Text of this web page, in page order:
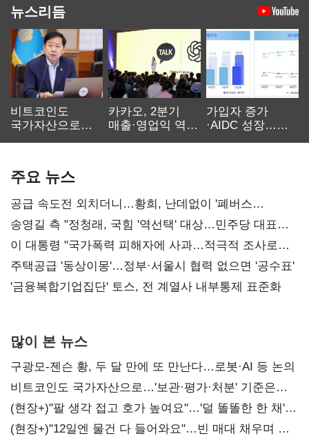
뉴스리듬
비트코인도
국가자산으로…'
카카오, 2분기
매출·영업익 역대
가입자 증가
·AIDC 성장…
주요 뉴스
공급 속도전 외치더니…황희, 난데없이 '폐버스
리모델링' 제안
송영길 측 "정청래, 국힘 '역선택' 대상…민주당 대표로
총선 지휘 못해"
이 대통령 "국가폭력 피해자에 사과…적극적 조사로
진실 밝혀야"
주택공급 '동상이몽'…정부·서울시 협력 없으면 '공수표'
'금융복합기업집단' 토스, 전 계열사 내부통제 표준화
많이 본 뉴스
구광모-젠슨 황, 두 달 만에 또 만난다…로봇·AI 등 논의
비트코인도 국가자산으로…'보관·평가·처분' 기준은
숙제
(현장+)"팔 생각 접고 호가 높여요"…'덜 똘똘한 한 채'
20억 키맞추기
(현장+)"12일엔 물건 다 들어와요"…빈 매대 채우며 문